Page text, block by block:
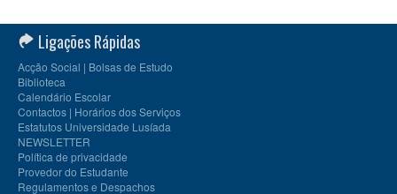
Ligações Rápidas
Acção Social | Bolsas de Estudo
Biblioteca
Calendário Escolar
Contactos | Horários dos Serviços
Estatutos Universidade Lusíada
NEWSLETTER
Política de privacidade
Provedor do Estudante
Regulamentos e Despachos